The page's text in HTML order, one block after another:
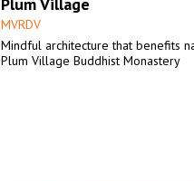
MVRDV
Mindful architecture that benefits
Plum Village Buddhist Monastery